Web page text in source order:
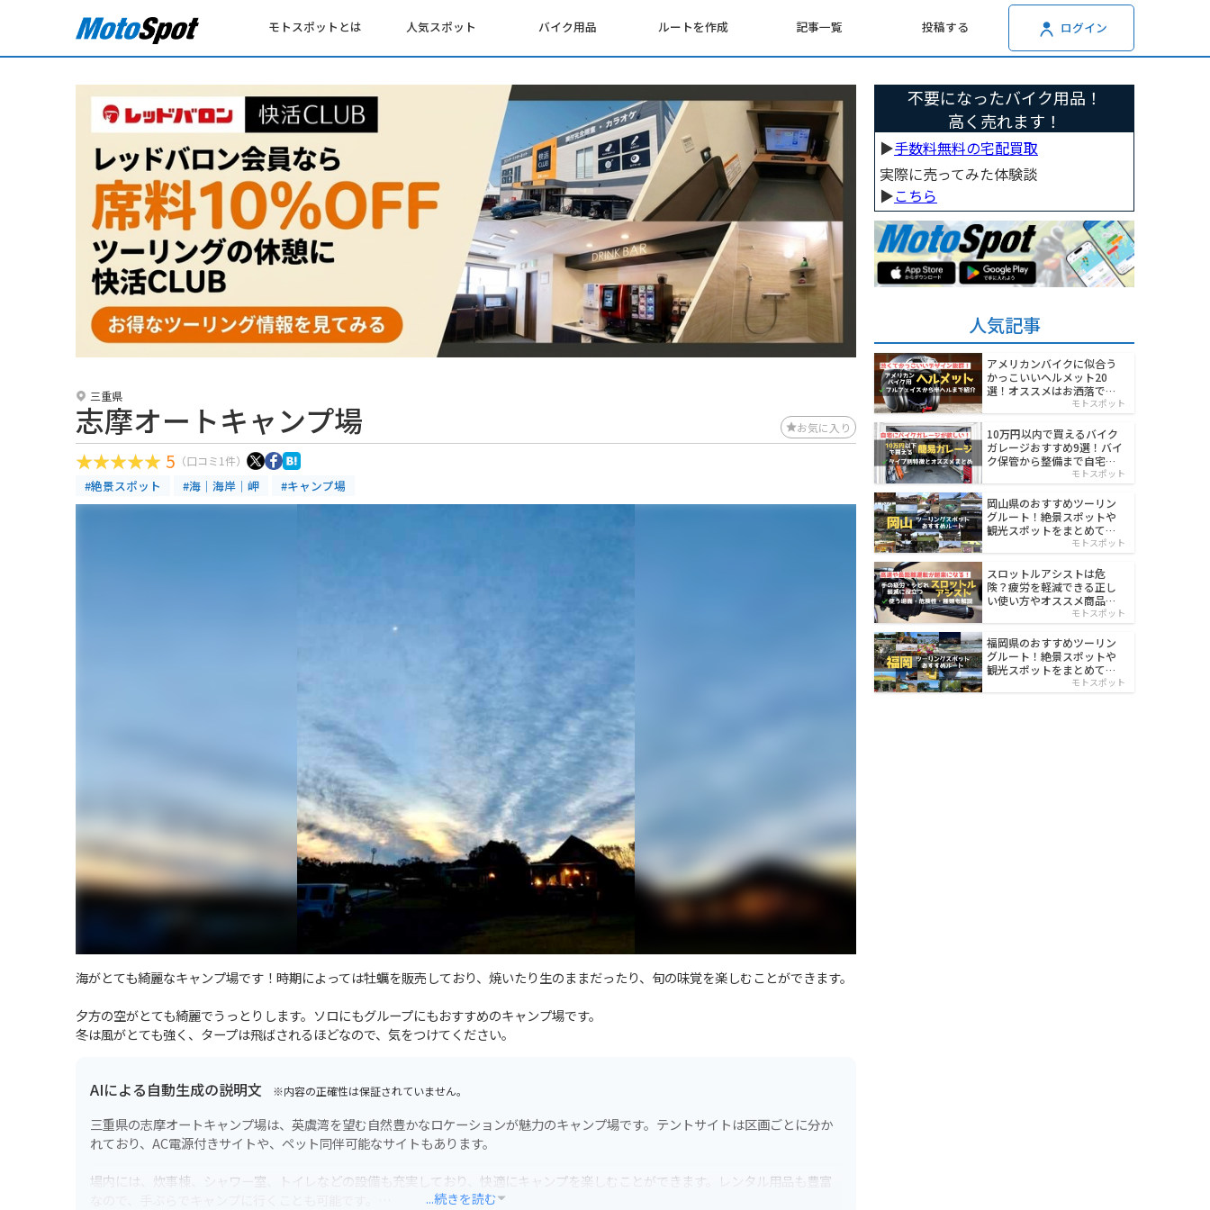
モトスポットとは 人気スポット バイク用品 ルートを作成 記事一覧 投稿する ログイン
三重県
志摩オートキャンプ場 お気に入り
5 （口コミ1件）
#絶景スポット #海｜海岸｜岬 #キャンプ場
海がとても綺麗なキャンプ場です！時期によっては牡蠣を販売しており、焼いたり生のままだったり、旬の味覚を楽しむことができます。
夕方の空がとても綺麗でうっとりします。ソロにもグループにもおすすめのキャンプ場です。
冬は風がとても強く、タープは飛ばされるほどなので、気をつけてください。
AIによる自動生成の説明文 ※内容の正確性は保証されていません。
三重県の志摩オートキャンプ場は、英虞湾を望む自然豊かなロケーションが魅力のキャンプ場です。テントサイトは区画ごとに分か
れており、AC電源付きサイトや、ペット同伴可能なサイトもあります。
場内には、炊事棟、シャワー室、トイレなどの設備も充実しており、快適にキャンプを楽しむことができます。レンタル用品も豊富
...続きを読む
不要になったバイク用品！
高く売れます！
▶︎手数料無料の宅配買取
実際に売ってみた体験談
▶︎こちら
人気記事
アメリカンバイクに似合う
かっこいいヘルメット20
選！オススメはお洒落でワ
モトスポット
10万円以内で買えるバイク
ガレージおすすめ9選！バイ
ク保管から整備まで自宅で
モトスポット
岡山県のおすすめツーリン
グルート！絶景スポットや
観光スポットをまとめて紹
モトスポット
スロットルアシストは危
険？疲労を軽減できる正し
い使い方やオススメ商品を
モトスポット
福岡県のおすすめツーリン
グルート！絶景スポットや
観光スポットをまとめて紹
モトスポット